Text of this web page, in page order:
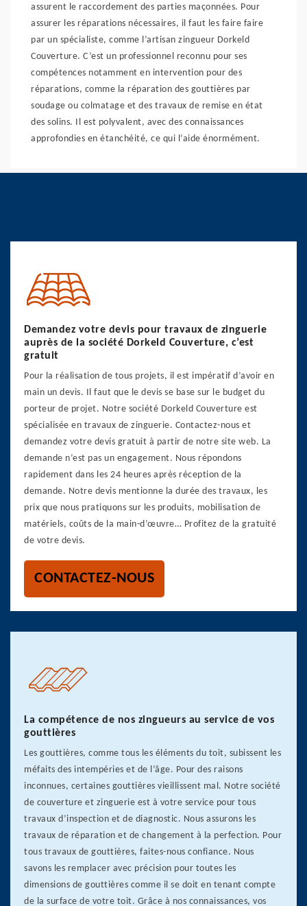
assurent le raccordement des parties maçonnées. Pour
assurer les réparations nécessaires, il faut les faire faire
par un spécialiste, comme l’artisan zingueur Dorkeld
Couverture. C’est un professionnel reconnu pour ses
compétences notamment en intervention pour des
réparations, comme la réparation des gouttières par
soudage ou colmatage et des travaux de remise en état
des solins. Il est polyvalent, avec des connaissances
approfondies en étanchéité, ce qui l’aide énormément.
Demandez votre devis pour travaux de zinguerie
auprès de la société Dorkeld Couverture, c’est
gratuit
Pour la réalisation de tous projets, il est impératif d’avoir en
main un devis. Il faut que le devis se base sur le budget du
porteur de projet. Notre société Dorkeld Couverture est
spécialisée en travaux de zinguerie. Contactez-nous et
demandez votre devis gratuit à partir de notre site web. La
demande n’est pas un engagement. Nous répondons
rapidement dans les 24 heures après réception de la
demande. Notre devis mentionne la durée des travaux, les
prix que nous pratiquons sur les produits, mobilisation de
matériels, coûts de la main-d’œuvre… Profitez de la gratuité
de votre devis.
CONTACTEZ-NOUS
La compétence de nos zingueurs au service de vos
gouttières
Les gouttières, comme tous les éléments du toit, subissent les
méfaits des intempéries et de l’âge. Pour des raisons
inconnues, certaines gouttières vieillissent mal. Notre société
de couverture et zinguerie est à votre service pour tous
travaux d’inspection et de diagnostic. Nous assurons les
travaux de réparation et de changement à la perfection. Pour
tous travaux de gouttières, faites-nous confiance. Nous
savons les remplacer avec précision pour toutes les
dimensions de gouttières comme il se doit en tenant compte
de la surface de votre toit. Grâce à nos connaissances, vos